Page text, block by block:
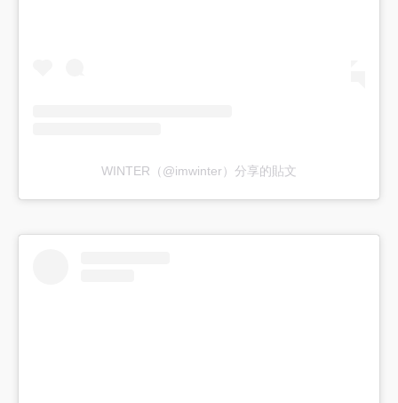
WINTER（@imwinter）分享的貼文